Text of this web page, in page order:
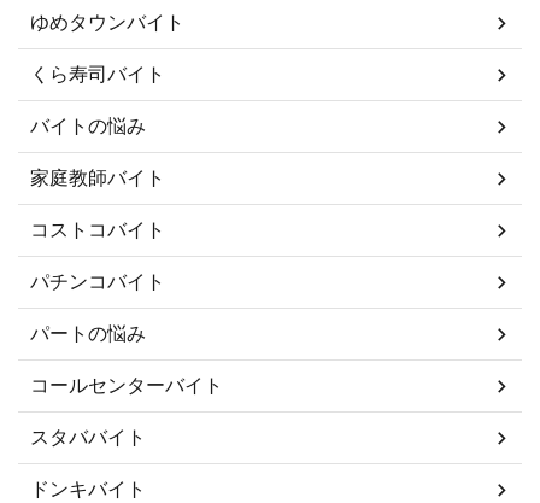
ゆめタウンバイト
くら寿司バイト
バイトの悩み
家庭教師バイト
コストコバイト
パチンコバイト
パートの悩み
コールセンターバイト
スタババイト
ドンキバイト